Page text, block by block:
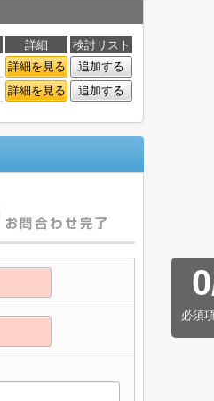
詳細
検討リスト
詳細を見る
追加する
詳細を見る 追加する
0
必須